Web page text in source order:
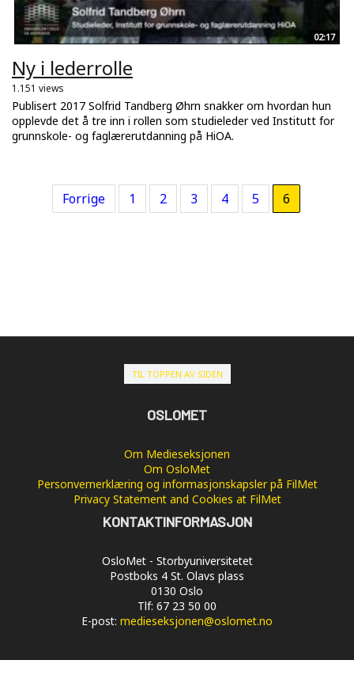
02:17
Ny i lederrolle
1.151 views
Publisert 2017 Solfrid Tandberg Øhrn snakker om hvordan hun
opplevde det å tre inn i rollen som studieleder ved Institutt for
grunnskole- og faglærerutdanning på HiOA.
Forrige 1 2 3 4 5 6
TIL TOPPEN AV SIDEN
OSLOMET
Om Medieseksjonen
Om OsloMet
Personvernerklæring og informasjonskapsler på FilMet
Privacy Statement and Cookies at FilMet
KONTAKTINFORMASJON
OsloMet - Storbyuniversitetet
Postboks 4 St. Olavs plass
0130 Oslo
Tlf: 67 23 50 00
E-post: medieseksjonen@oslomet.no